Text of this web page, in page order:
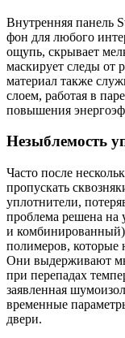
Внутренняя панель
фон для любого
ощупь, скрывает
маскирует следы от
материал также
слоем, работая в
повышения
Незыблемость
Часто после
пропускать
уплотнители,
проблема решена на
и
полимеров, которые
Они выдерживают
при перепадах
заявленная
временные
двери.